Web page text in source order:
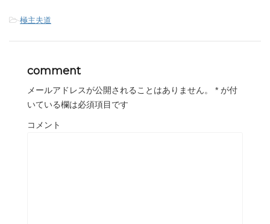
-極主夫道
comment
メールアドレスが公開されることはありません。 * が付
いている欄は必須項目です
コメント